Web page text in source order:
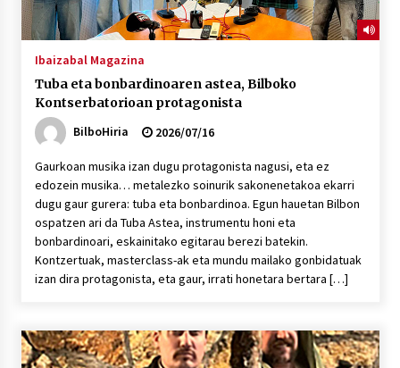
Ibaizabal Magazina
Tuba eta bonbardinoaren astea, Bilboko
Kontserbatorioan protagonista
BilboHiria
2026/07/16
Gaurkoan musika izan dugu protagonista nagusi, eta ez
edozein musika… metalezko soinurik sakonenetakoa ekarri
dugu gaur gurera: tuba eta bonbardinoa. Egun hauetan Bilbon
ospatzen ari da Tuba Astea, instrumentu honi eta
bonbardinoari, eskainitako egitarau berezi batekin.
Kontzertuak, masterclass-ak eta mundu mailako gonbidatuak
izan dira protagonista, eta gaur, irrati honetara bertara […]